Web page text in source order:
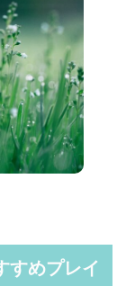
すめプレイ